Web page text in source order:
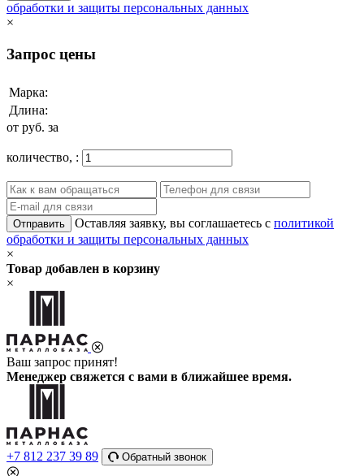
обработки и защиты персональных данных
×
Запрос цены
Марка:
Длина:
от руб. за
количество, :
Отправить Оставляя заявку, вы соглашаетесь с политикой
обработки и защиты персональных данных
×
Товар добавлен в корзину
×
Ваш запрос принят!
Менеджер свяжется с вами в ближайшее время.
+7 812 237 39 89 Обратный звонок